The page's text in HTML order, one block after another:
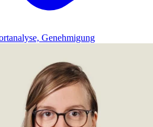
Genehmigung